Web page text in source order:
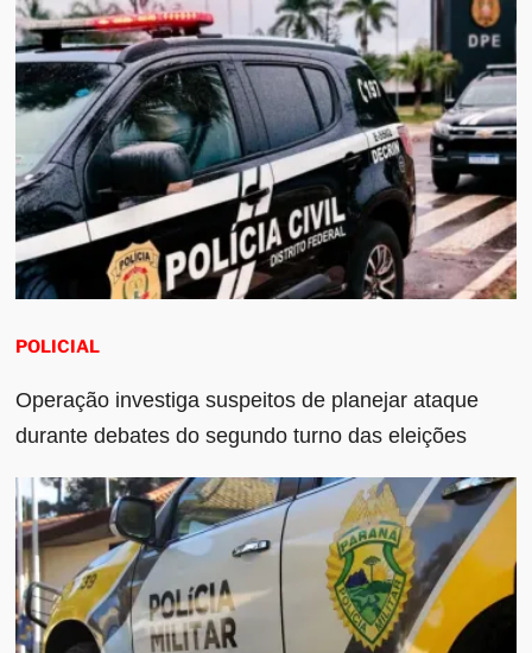
POLICIAL
Operação investiga suspeitos de planejar ataque
durante debates do segundo turno das eleições